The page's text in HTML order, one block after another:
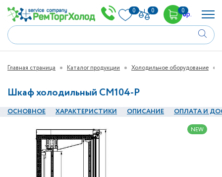
0 0 00р.
Главная страница Каталог продукции Холодильное оборудование
Шкаф холодильный CM104-P
ОСНОВНОЕ ХАРАКТЕРИСТИКИ ОПИСАНИЕ ОПЛАТА И
NEW